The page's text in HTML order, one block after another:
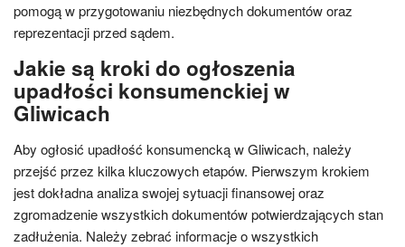
pomogą w przygotowaniu niezbędnych dokumentów oraz
reprezentacji przed sądem.
Jakie są kroki do ogłoszenia
upadłości konsumenckiej w
Gliwicach
Aby ogłosić upadłość konsumencką w Gliwicach, należy
przejść przez kilka kluczowych etapów. Pierwszym krokiem
jest dokładna analiza swojej sytuacji finansowej oraz
zgromadzenie wszystkich dokumentów potwierdzających stan
zadłużenia. Należy zebrać informacje o wszystkich